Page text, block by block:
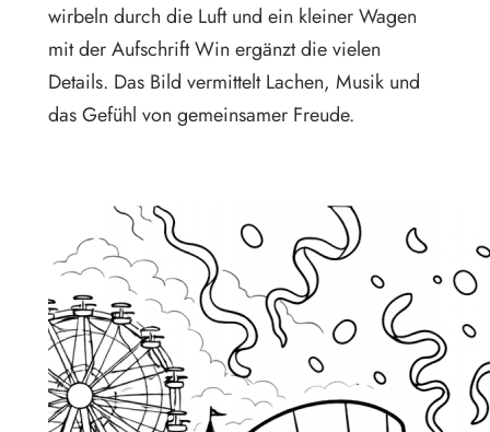
wirbeln durch die Luft und ein kleiner Wagen
mit der Aufschrift Win ergänzt die vielen
Details. Das Bild vermittelt Lachen, Musik und
das Gefühl von gemeinsamer Freude.